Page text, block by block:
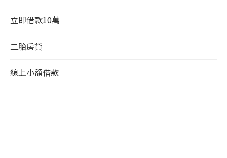
立即借款10萬
二胎房貸
線上小額借款